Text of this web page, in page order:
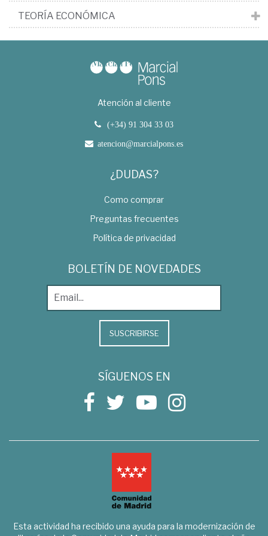
TEORÍA ECONÓMICA
Atención al cliente
(+34) 91 304 33 03
atencion@marcialpons.es
¿DUDAS?
Como comprar
Preguntas frecuentes
Política de privacidad
BOLETÍN DE NOVEDADES
SUSCRIBIRSE
SÍGUENOS EN
Esta actividad ha recibido una ayuda para la modernización de